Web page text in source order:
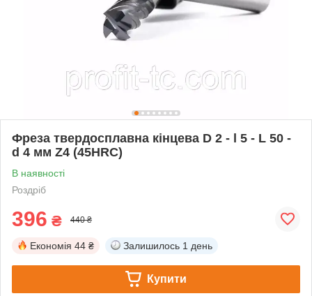
Фреза твердосплавна кінцева D 2 - l 5 - L 50 -
d 4 мм Z4 (45HRC)
В наявності
Роздріб
396 ₴ 440 ₴
Економія 44 ₴ Залишилось 1 день
Купити